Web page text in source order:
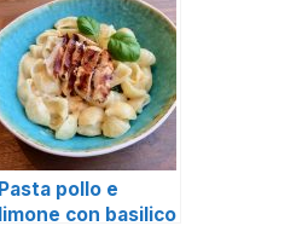
Pasta pollo e
limone con basilico